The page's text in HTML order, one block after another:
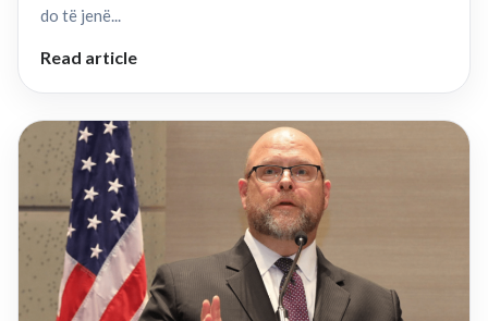
do të jenë...
Read article